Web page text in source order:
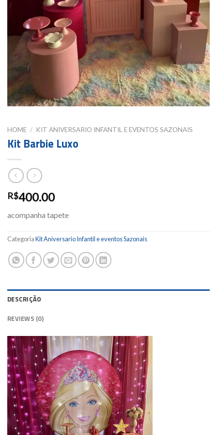
HOME / KIT ANIVERSARIO INFANTIL E EVENTOS SAZONAIS
Kit Barbie Luxo
R$400.00
acompanha tapete
CategoriaKit Aniversario Infantil e eventos Sazonais
DESCRIÇÃO
REVIEWS (0)